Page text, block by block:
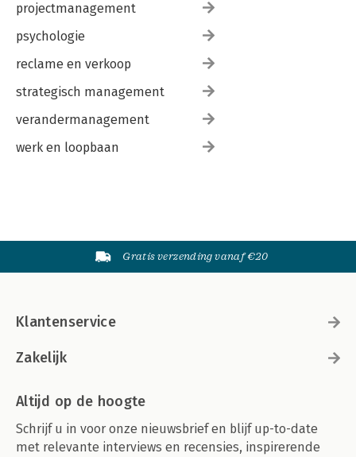
projectmanagement
psychologie
reclame en verkoop
strategisch management
verandermanagement
werk en loopbaan
Gratis verzending vanaf €20
Klantenservice
Zakelijk
Altijd op de hoogte
Schrijf u in voor onze nieuwsbrief en blijf up-to-date
met relevante interviews en recensies, inspirerende